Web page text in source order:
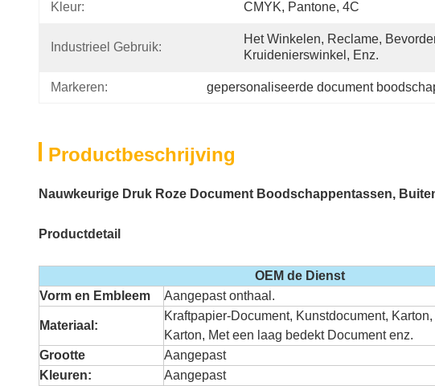
Kleur: CMYK, Pantone, 4C
Industrieel Gebruik:
Het Winkelen, Reclame,
Kruidenierswinkel, Enz.
Markeren: gepersonaliseerde document
Productbeschrijving
Nauwkeurige Druk Roze Document Boodschappentassen,
Productdetail
OEM de Dienst
Vorm en Embleem
Aangepast onthaal.
Materiaal:
Kraftpapier-Document, Kunstdocument,
Karton, Met een laag bedekt Document enz.
Grootte
Aangepast
Kleuren:
Aangepast